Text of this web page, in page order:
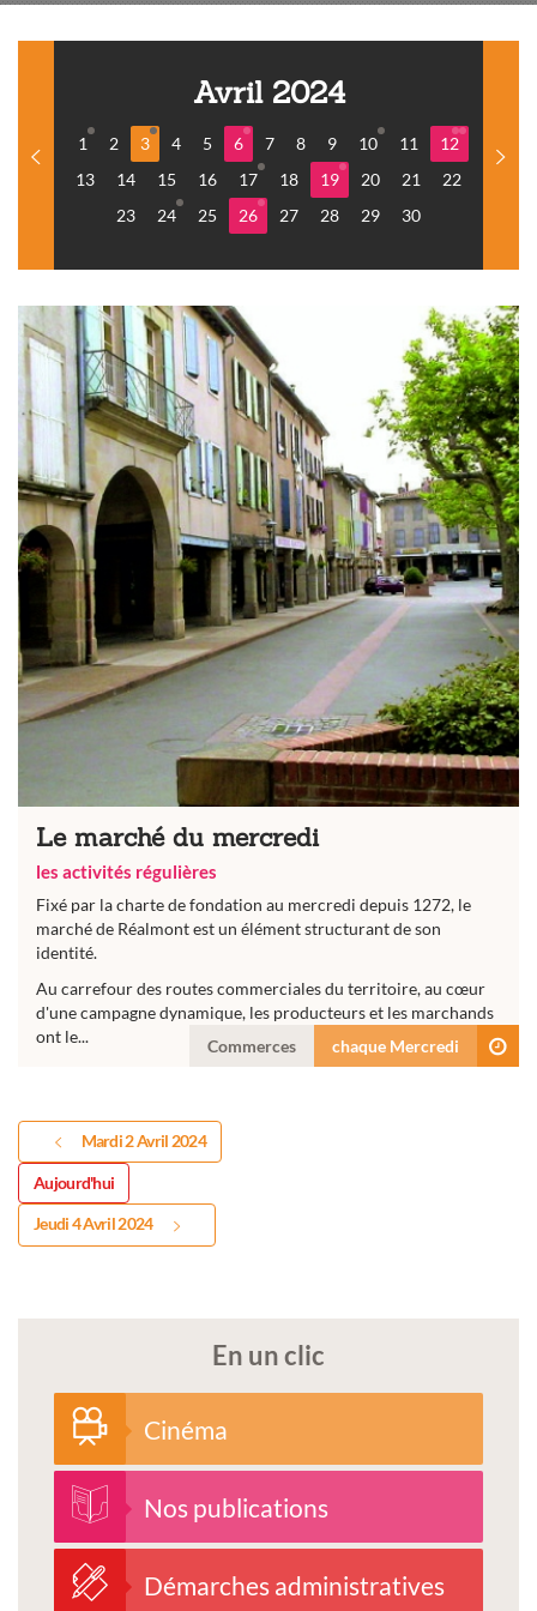
Avril 2024
1 2 3 4 5 6 7 8 9 10 11
12
13
14 15 16 17 18 19 20 21
22
23
24 25 26 27 28 29 30
Le marché du mercredi
les activités régulières
Fixé par la charte de fondation au mercredi depuis 1272, le
marché de Réalmont est un élément structurant de son
identité.
Au carrefour des routes commerciales du territoire, au cœur
d'une campagne dynamique, les producteurs et les marchands
ont le...
Commerces chaque Mercredi
Mardi 2 Avril 2024
Aujourd'hui
Jeudi 4 Avril 2024
En un clic
Cinéma
Nos publications
Démarches administratives